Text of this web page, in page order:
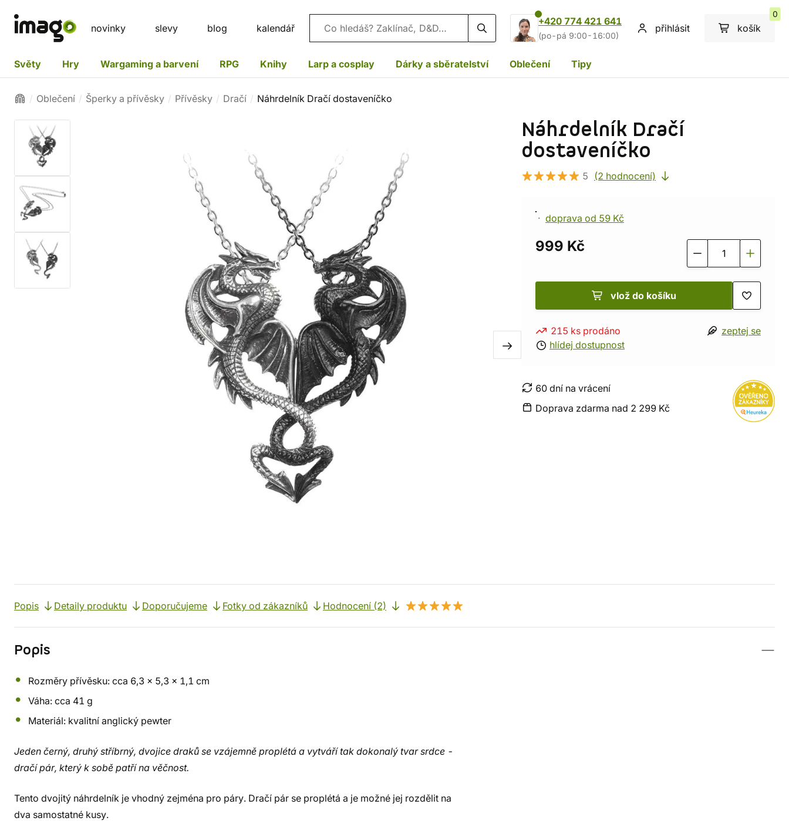
novinky slevy blog kalendář Vyhledávání
+420 774 421 641
(po-pá 9:00-16:00)
přihlásit košík
0
Světy Hry Wargaming a barvení RPG Knihy Larp a cosplay Dárky a sběratelství Oblečení Tipy
Oblečení Šperky a přívěsky Přívěsky Dračí Náhrdelník Dračí dostaveníčko
Náhrdelník Dračí
dostaveníčko
5 (2 hodnocení)
doprava od 59 Kč
999 Kč
vlož do košíku
215 ks prodáno
hlídej dostupnost
zeptej se
60 dní na vrácení
Doprava zdarma nad 2 299 Kč
Popis Detaily produktu Doporučujeme Fotky od zákazníků Hodnocení (2)
Popis
Rozměry přívěsku: cca 6,3 x 5,3 x 1,1 cm
Váha: cca 41 g
Materiál: kvalitní anglický pewter
Jeden černý, druhý stříbrný, dvojice draků se vzájemně proplétá a vytváří tak dokonalý tvar srdce -
dračí pár, který k sobě patří na věčnost.
Tento dvojitý náhrdelník je vhodný zejména pro páry. Dračí pár se proplétá a je možné jej rozdělit na
dva samostatné kusy.